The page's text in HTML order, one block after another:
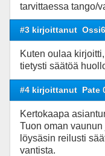
tarvittaessa tango/
#3 kirjoittanut
Kuten oulaa
tietysti säätöä
#4 kirjoittanut Pate
Kertokaapa
Tuon oman
löysäsin reilusti
vantista.